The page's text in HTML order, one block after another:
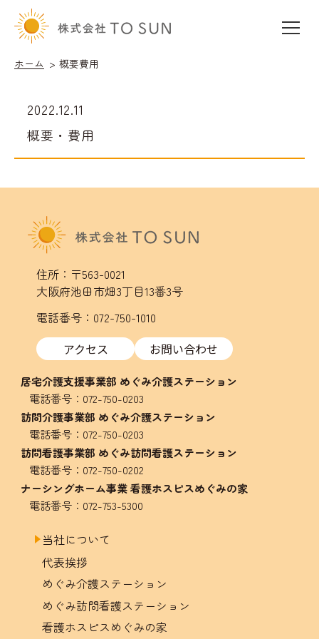
ホーム 概要費用
2022.12.11
概要・費用
住所：〒563-0021
大阪府池田市畑3丁目13番3号
電話番号：072-750-1010
アクセス
お問い合わせ
居宅介護支援事業部 めぐみ介護ステーション
電話番号： 072-750-0203
訪問介護事業部 めぐみ介護ステーション
電話番号： 072-750-0203
訪問看護事業部 めぐみ訪問看護ステーション
電話番号： 072-750-0202
ナーシングホーム事業 看護ホスピスめぐみの家
電話番号： 072-753-5300
当社について
代表挨拶
めぐみ介護ステーション
めぐみ訪問看護ステーション
看護ホスピスめぐみの家